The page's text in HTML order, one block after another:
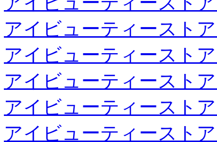
アイビューティースト
アイビューティースト
アイビューティースト
アイビューティースト
アイビューティースト